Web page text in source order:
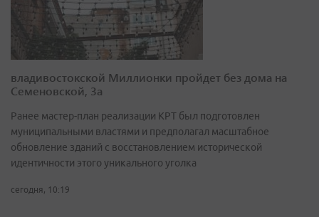
владивостокской Миллионки пройдет без дома на
Семеновской, 3а
Ранее мастер-план реализации КРТ был подготовлен
муниципальными властями и предполагал масштабное
обновление зданий с восстановлением исторической
идентичности этого уникального уголка
сегодня, 10:19